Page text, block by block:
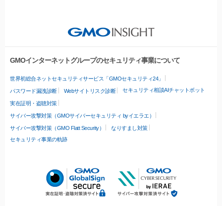
GMOインターネットグループのセキュリティ事業について
世界初総合ネットセキュリティサービス「GMOセキュリティ24」
パスワード漏洩診断 Webサイトリスク診断 セキュリティ相談AIチャットボット
実在証明・盗聴対策
サイバー攻撃対策（GMOサイバーセキュリティ byイエラエ）
サイバー攻撃対策（GMO Flatt Security）
なりすまし対策
セキュリティ事業の軌跡